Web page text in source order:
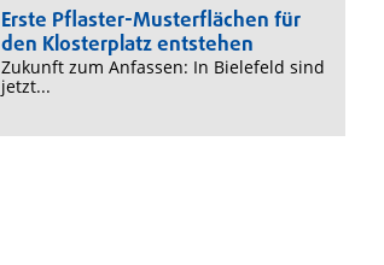
Erste Pflaster-Musterflächen für
den Klosterplatz entstehen
Zukunft zum Anfassen: In Bielefeld sind
jetzt...